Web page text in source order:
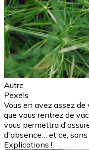
Autre
Pexels
Vous en avez assez
que vous rentrez de
vous permettra
d'absence… et ce,
Explications !